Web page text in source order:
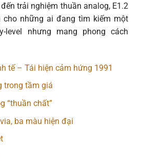
trải nghiệm thuần analog, E1.2
những ai đang tìm kiếm một
level nhưng mang phong cách
tế – Tái hiện cảm hứng 1991
trong tầm giá
“thuần chất”
ba màu hiện đại